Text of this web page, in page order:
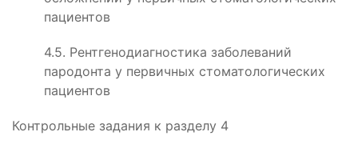
пациентов
4.5. Рентгенодиагностика заболеваний
пародонта у первичных стоматологических
пациентов
Контрольные задания к разделу 4